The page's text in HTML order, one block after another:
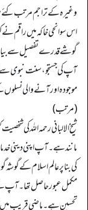
وغیرہ کے تراجم مرتب
اس سوانحی خاکہ میں راقم
گوشے قدرے تفصیل سے
آپ کی جستجو، سنت نبوی
موجود ہ اور آنے والی نسلوں
(مرتب)
شیخ الالبانی رحمہ الله کی
مانند ہے۔ آپ اپنی دینی
کی بنا پر عالم اسلام کے
مکمل عبور حاصل تھا۔ آپ
تحسین ہے۔ ماضی قریب میں